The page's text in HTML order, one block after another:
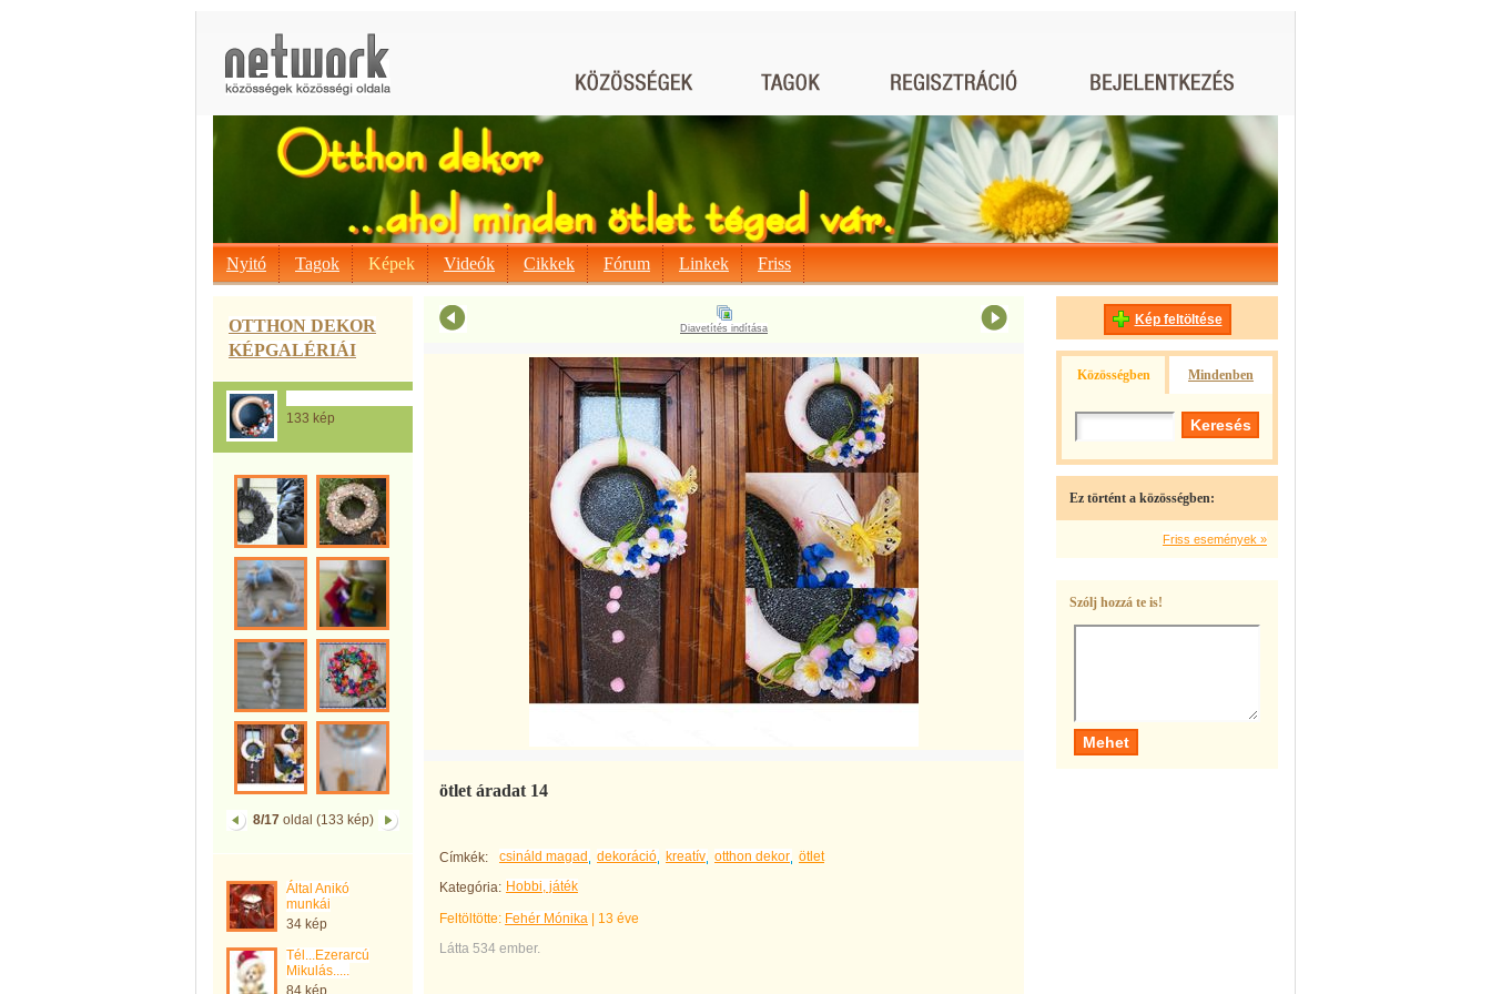
Nyitó Tagok Képek Videók Cikkek Fórum Linkek Friss
OTTHON DEKOR
KÉPGALÉRIÁI
133 kép
8/17oldal (133 kép)
Által Anikó
munkái
34 kép
Tél...Ezerarcú
Mikulás.....
84 kép
Diavetítés indítása
ötlet áradat 14
Címkék: csináld magad dekoráció kreatív otthon dekor ötlet
Kategória: Hobbi, játék
Feltöltötte: Fehér Mónika
13 éve
Látta 534 ember.
Kép feltöltése
Közösségben Mindenben
Ez történt a közösségben:
Friss események »
Szólj hozzá te is!